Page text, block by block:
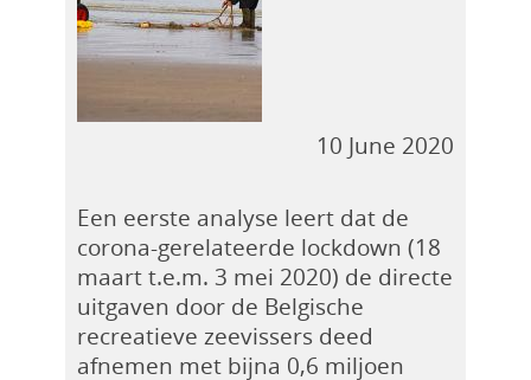
10 June 2020
Een eerste analyse leert dat de
corona-gerelateerde lockdown (18
maart t.e.m. 3 mei 2020) de directe
uitgaven door de Belgische
recreatieve zeevissers deed
afnemen met bijna 0,6 miljoen